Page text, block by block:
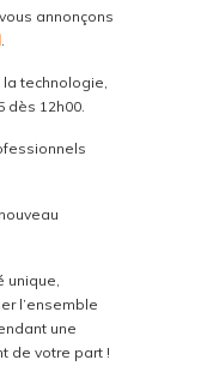
annonçons
.
technologie,
dès 12h00.
unique,
l’ensemble
une
de votre part !